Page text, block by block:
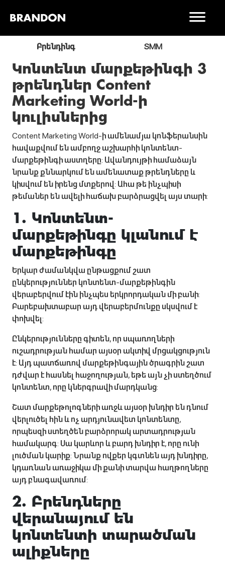
Բրենդինգ SMM
Կոնտենտ մարքեթինգի 3
թրենդներ Content
Marketing World-ի
կուլիսներից
Content Marketing World-ի ամենամյա կոնֆերանսին
հավաքվում են ամբողջ աշխարհի կոնտենտ-
մարքեթինգի աստղերը: Ավանդույթի համաձայն
նրանք քննարկում են ամենատաք թրենդները և
կիսվում են իրենց մտքերով: Ահա թե ինչպիսի
թեմաներ են ավելի հաճախ բարձրացվել այս տարի:
1. Կոնտենտ-
մարքեթինգը կլանում է
մարքեթինգը
Երկար ժամանկվա ընթացքում շատ
ընկերություններ կոնտենտ-մարքեթինգին
վերաբերվում էին ինչպես երկրորդական մի բանի:
Բարեբախտաբար այդ վերաբերմունքը սկսվում է
փոխվել:
Ընկերությունները գիտեն, որ սպառողների
ուշադրության համար այսօր ակտիվ մրցակցություն
է: Այդ պատճառով մարքեթինգային ծրագրին շատ
դժվար է հասնել հաջողության, եթե այն չի ստեղծում
կոնտենտ, որը կներգրավի մարդկանց:
Շատ մարքեթոլոգների առջև այսօր խնդիր են դնում
վերլուծել հին և ոչ արդյունավետ կոնտենտը,
որպեսզի ստեղծեն բարձրորակ արտադրության
համակարգ: Սա կարևոր և բարդ խնդիր է, որը ունի
լուծման կարիք: Նրանք ովքեր կգտնեն այդ խնդիրը,
կդառնան առաջիկա մի քանի տարվա հաղթողները
այդ բնագավառում:
2. Բրենդները
վերանայում են
կոնտենտի տարածման
ալիքները